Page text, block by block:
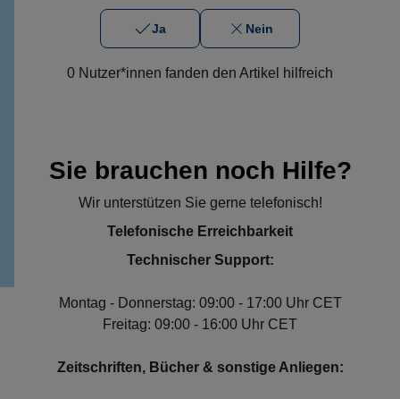
Ja Nein
0 Nutzer*innen fanden den Artikel hilfreich
Sie brauchen noch Hilfe?
Wir unterstützen Sie gerne telefonisch!
Telefonische Erreichbarkeit
Technischer Support:
Montag - Donnerstag: 09:00 - 17:00 Uhr CET
Freitag: 09:00 - 16:00 Uhr CET
Zeitschriften, Bücher & sonstige Anliegen: